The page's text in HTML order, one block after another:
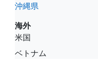
沖縄県
海外
米国
ベトナム